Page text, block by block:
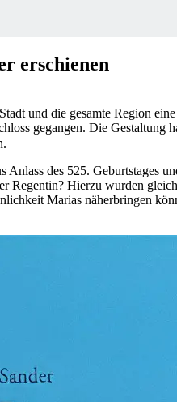
erschienen
und die gesamte Region
gegangen. Die
des 525. Geburtstages
Regentin? Hierzu wurden
Marias näherbringen